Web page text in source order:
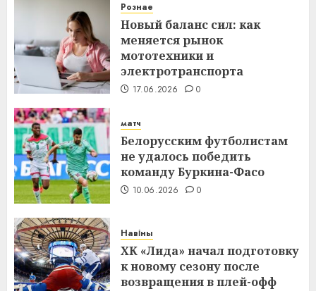
Рознае
Новый баланс сил: как
меняется рынок
мототехники и
электротранспорта
17.06.2026 0
матч
Белорусским футболистам
не удалось победить
команду Буркина-Фасо
10.06.2026 0
Навіны
ХК «Лида» начал подготовку
к новому сезону после
возвращения в плей-офф